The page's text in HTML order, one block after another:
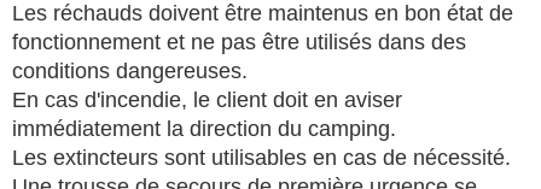
Les réchauds doivent être maintenus en bon état de
fonctionnement et ne pas être utilisés dans des
conditions dangereuses.
En cas d'incendie, le client doit en aviser
immédiatement la direction du camping.
Les extincteurs sont utilisables en cas de nécessité.